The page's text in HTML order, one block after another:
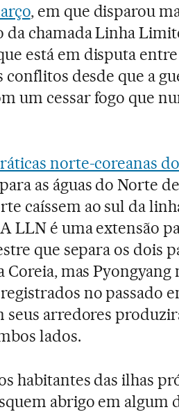
, em que disparou
chamada Linha
está em disputa
conflitos desde que a
um cessar fogo que
norte-coreanas
as águas do Norte
caíssem ao sul da
LLN é uma extensão
que separa os dois
mas Pyongyang
no passado
seus arredores
lados.
habitantes das ilhas
abrigo em algum